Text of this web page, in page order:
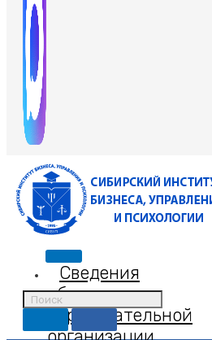
Сведения
об
образовательной